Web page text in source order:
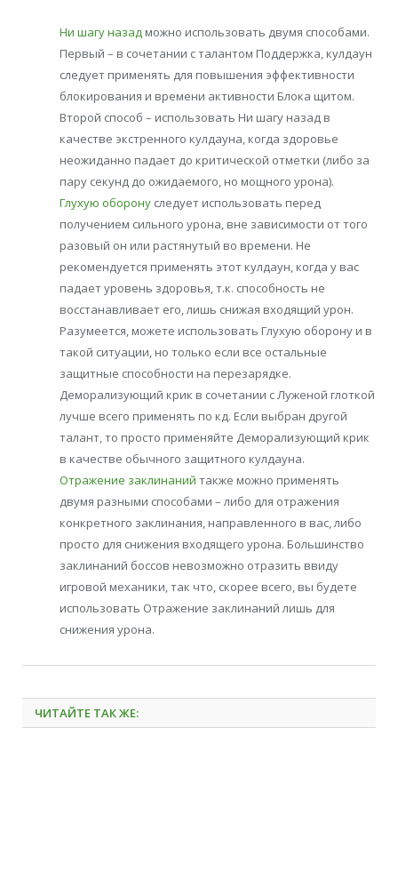
Ни шагу назад можно использовать двумя способами.
Первый – в сочетании с талантом Поддержка, кулдаун
следует применять для повышения эффективности
блокирования и времени активности Блока щитом.
Второй способ – использовать Ни шагу назад в
качестве экстренного кулдауна, когда здоровье
неожиданно падает до критической отметки (либо за
пару секунд до ожидаемого, но мощного урона).
Глухую оборону следует использовать перед
получением сильного урона, вне зависимости от того
разовый он или растянутый во времени. Не
рекомендуется применять этот кулдаун, когда у вас
падает уровень здоровья, т.к. способность не
восстанавливает его, лишь снижая входящий урон.
Разумеется, можете использовать Глухую оборону и в
такой ситуации, но только если все остальные
защитные способности на перезарядке.
Деморализующий крик в сочетании с Луженой глоткой
лучше всего применять по кд. Если выбран другой
талант, то просто применяйте Деморализующий крик
в качестве обычного защитного кулдауна.
Отражение заклинаний также можно применять
двумя разными способами – либо для отражения
конкретного заклинания, направленного в вас, либо
просто для снижения входящего урона. Большинство
заклинаний боссов невозможно отразить ввиду
игровой механики, так что, скорее всего, вы будете
использовать Отражение заклинаний лишь для
снижения урона.
ЧИТАЙТЕ ТАК ЖЕ: